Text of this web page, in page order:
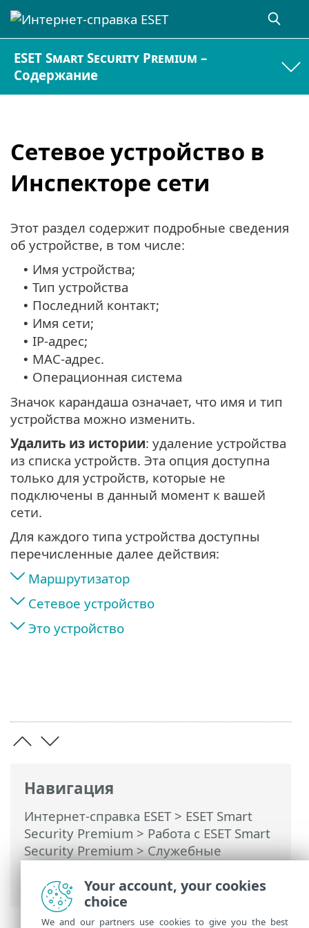
ESET Smart Security Premium –
Содержание
Сетевое устройство в
Инспекторе сети
Навигация
Интернет-справка ESET> ESET Smart
Security Premium > Работа с ESET Smart
Security Premium>Служебные
Сетевое устройство в Инспекторе сети
Этот раздел содержит подробные сведения
об устройстве, в том числе:
• Имя устройства;
• Тип устройства
• Последний контакт;
• Имя сети;
• IP-адрес;
• MAC-адрес.
• Операционная система
Значок карандаша означает, что имя и тип
устройства можно изменить.
Удалить из истории: удаление устройства
из списка устройств. Эта опция доступна
только для устройств, которые не
подключены в данный момент к вашей
сети.
Для каждого типа устройства доступны
перечисленные далее действия:
Маршрутизатор
Сетевое устройство
Это устройство
Your account, your cookies
choice
We and our partners use cookies to give you the best